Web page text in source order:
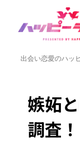
出会い恋愛のハッ
嫉妬
調査！